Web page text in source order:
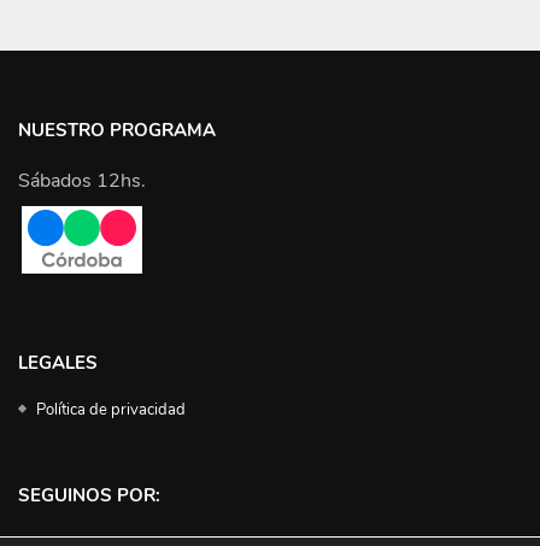
NUESTRO PROGRAMA
Sábados 12hs.
LEGALES
Política de privacidad
SEGUINOS POR: